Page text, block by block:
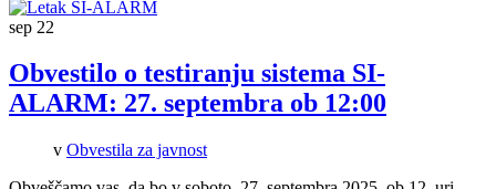
sep 22
Obvestilo o testiranju sistema SI-
ALARM: 27. septembra ob 12:00
v Obvestila za javnost